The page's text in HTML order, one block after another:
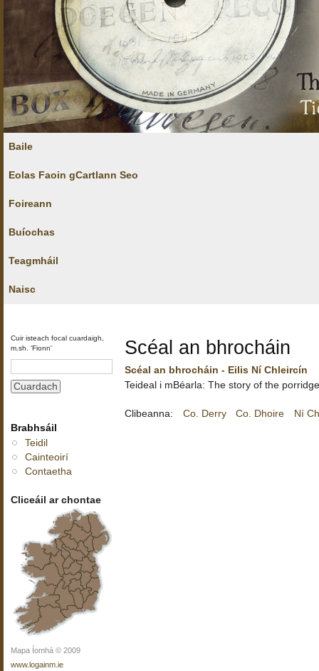
Baile
Eolas Faoin gCartlann Seo
Foireann
Buíochas
Teagmháil
Naisc
Cuir isteach focal cuardaigh,
m.sh. 'Fionn'
Brabhsáil
Teidil
Cainteoirí
Contaetha
Cliceáil ar chontae
Mapa Íomhá © 2009
www.logainm.ie
Scéal an bhrocháin
Scéal an bhrocháin - Eilis Ní Chleircín
Teideal i mBéarla: The story of the porridge
Clibeanna: Co. Derry Co. Dhoire Ní